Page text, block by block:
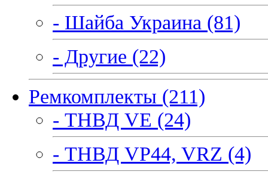
- Шайба Украина (81)
- Другие (22)
Ремкомплекты (211)
- ТНВД VE (24)
- ТНВД VP44, VRZ (4)